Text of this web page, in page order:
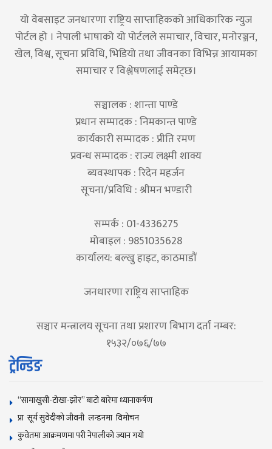
यो वेबसाइट जनधारणा राष्ट्रिय साप्ताहिकको आधिकारिक न्युज
पोर्टल हो । नेपाली भाषाको यो पोर्टलले समाचार, विचार, मनोरञ्जन,
खेल, विश्व, सूचना प्रविधि, भिडियो तथा जीवनका विभिन्न आयामका
समाचार र विश्लेषणलाई समेट्छ।
सञ्चालक : शान्ता पाण्डे
प्रधान सम्पादक : निमकान्त पाण्डे
कार्यकारी सम्पादक : प्रीति रमण
प्रवन्ध सम्पादक : राज्य लक्ष्मी शाक्य
ब्यवस्थापक : रिदेन महर्जन
सूचना/प्रविधि : श्रीमन भण्डारी
सम्पर्क : 01-4336275
मोबाइल : 9851035628
कार्यालय: बल्खु हाइट, काठमाडौं
जनधारणा राष्ट्रिय साप्ताहिक
सञ्चार मन्त्रालय सूचना तथा प्रशारण बिभाग दर्ता नम्बर:
१५३२/०७६/७७
ट्रेन्डिङ
“सामाखुसी-टोखा-झोर” बाटो बारेमा ध्यानाकर्षण
प्रा सूर्य सुवेदीको जीवनी लन्डनमा विमोचन
कुवेतमा आक्रमणमा परी नेपालीको ज्यान गयाे